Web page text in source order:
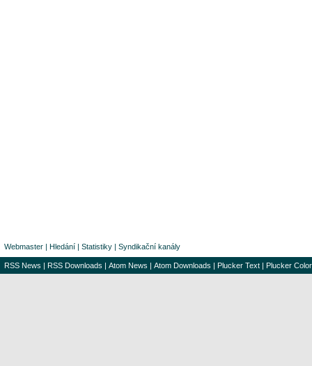
Webmaster | Hledání | Statistiky | Syndikační kanály
RSS News | RSS Downloads | Atom News | Atom Downloads | Plucker Text | Plucker Color